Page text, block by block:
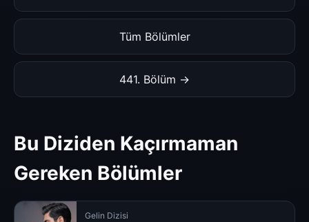
Tüm Bölümler
441. Bölüm →
Bu Diziden Kaçırmaman
Gereken Bölümler
Gelin Dizisi